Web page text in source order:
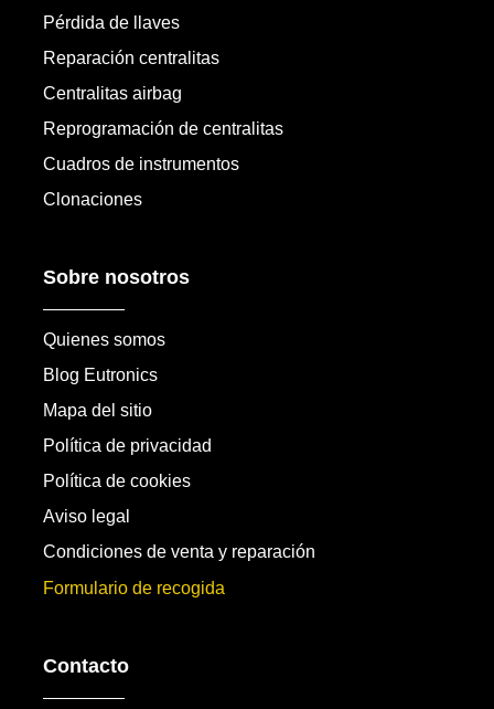
Pérdida de llaves
Reparación centralitas
Centralitas airbag
Reprogramación de centralitas
Cuadros de instrumentos
Clonaciones
Sobre nosotros
Quienes somos
Blog Eutronics
Mapa del sitio
Política de privacidad
Política de cookies
Aviso legal
Condiciones de venta y reparación
Formulario de recogida
Contacto